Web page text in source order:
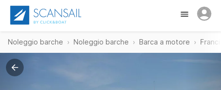
Noleggio barche Noleggio barche Barca a motore